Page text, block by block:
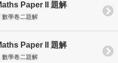
Paper II 題解
數學卷二題解
Paper II 題解
數學卷二題解